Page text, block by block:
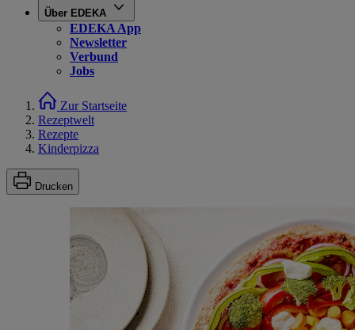
Über EDEKA
EDEKA App
Newsletter
Verbund
Jobs
Zur Startseite
Rezeptwelt
Rezepte
Kinderpizza
Drucken